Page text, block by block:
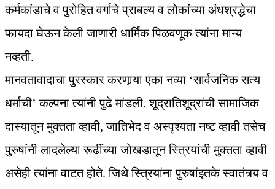
कर्मकांडाचे व पुरोहित वर्गाचे प्राबल्य व लोकांच्या अंधश्रद्धेचा
फायदा घेऊन केली जाणारी धार्मिक पिळवणूक त्यांना मान्य
नव्हती.
मानवतावादाचा पुरस्कार करणार्‍या एका नव्या ‘सार्वजनिक सत्य
धर्माची’ कल्पना त्यांनी पुढे मांडली. शूद्रातिशूद्रांची सामाजिक
दास्यातून मुक्तता व्हावी, जातिभेद व अस्पृश्यता नष्ट व्हावी तसेच
पुरुषांनी लादलेल्या रूढींच्या जोखडातून स्त्रियांची मुक्तता व्हावी
असेही त्यांना वाटत होते. जिथे स्त्रियांना पुरुषांइतके स्वातंत्र्य व